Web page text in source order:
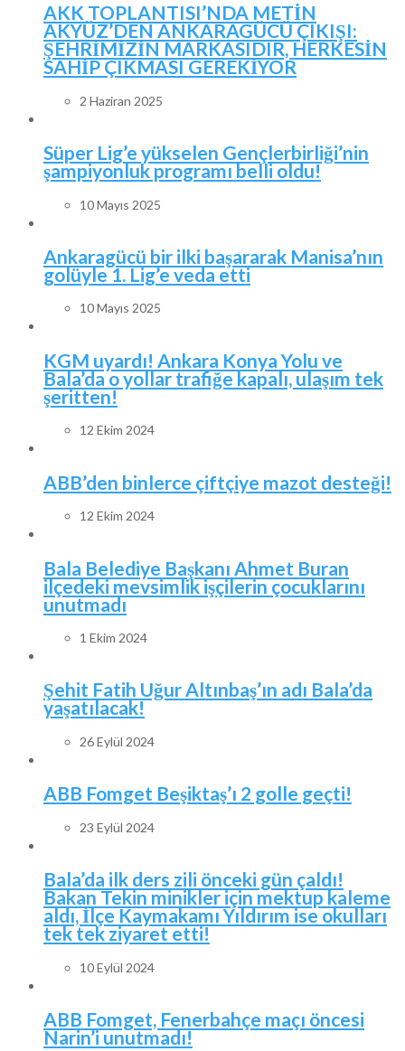
AKK TOPLANTISI’NDA METİN
AKYÜZ’DEN ANKARAGÜCÜ ÇIKIŞI:
ŞEHRİMİZİN MARKASIDIR, HERKESİN
SAHİP ÇIKMASI GEREKİYOR
2 Haziran 2025
Süper Lig’e yükselen Gençlerbirliği’nin
şampiyonluk programı belli oldu!
10 Mayıs 2025
Ankaragücü bir ilki başararak Manisa’nın
golüyle 1. Lig’e veda etti
10 Mayıs 2025
KGM uyardı! Ankara Konya Yolu ve
Bala’da o yollar trafiğe kapalı, ulaşım tek
şeritten!
12 Ekim 2024
ABB’den binlerce çiftçiye mazot desteği!
12 Ekim 2024
Bala Belediye Başkanı Ahmet Buran
ilçedeki mevsimlik işçilerin çocuklarını
unutmadı
1 Ekim 2024
Şehit Fatih Uğur Altınbaş’ın adı Bala’da
yaşatılacak!
26 Eylül 2024
ABB Fomget Beşiktaş’ı 2 golle geçti!
23 Eylül 2024
Bala’da ilk ders zili önceki gün çaldı!
Bakan Tekin minikler için mektup kaleme
aldı, İlçe Kaymakamı Yıldırım ise okulları
tek tek ziyaret etti!
10 Eylül 2024
ABB Fomget, Fenerbahçe maçı öncesi
Narin’i unutmadı!